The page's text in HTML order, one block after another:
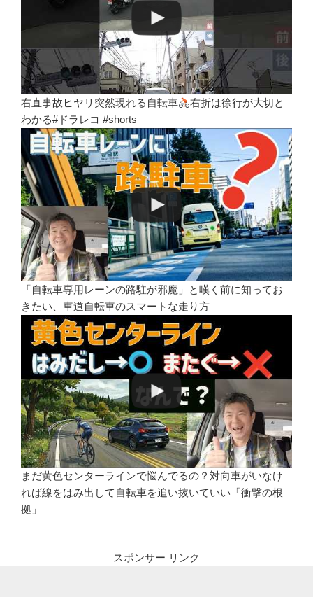
右直事故ヒヤリ突然現れる自転車
右折は徐行が大切と
わかる#ドラレコ #shorts
「自転車専用レーンの路駐が邪魔」と嘆く前に知ってお
きたい、車道自転車のスマートな走り方
まだ黄色センターラインで悩んでるの？対向車がいなけ
れば線をはみ出して自転車を追い抜いていい「衝撃の根
拠」
スポンサー リンク